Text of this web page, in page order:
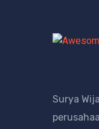
Surya